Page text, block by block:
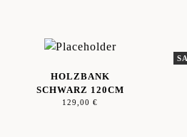
HOLZBANK
SCHWARZ 120CM
129,00€